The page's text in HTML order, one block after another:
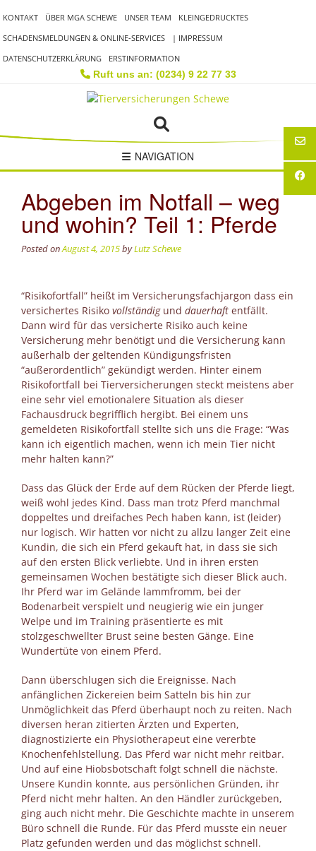
to
content
KONTAKT ÜBER MGA SCHEWE UNSER TEAM
KLEINGEDRUCKTES
SCHADENSMELDUNGEN & ONLINE-SERVICES
| IMPRESSUM
DATENSCHUTZERKLÄRUNG
ERSTINFORMATION
Ruft uns an: (0234) 9 22 77 33
NAVIGATION
Abgeben im Notfall – weg
und wohin? Teil 1: Pferde
Posted onAugust 4, 2015byLutz Schewe
“Risikofortfall” heißt im Versicherungsfachjargon dass ein
versichertes Risiko vollständigund dauerhaft entfällt.
Dann wird für das versicherte Risiko auch keine
Versicherung mehr benötigt und die Versicherung kann
außerhalb der geltenden Kündigungsfristen
“außerordentlich” gekündigt werden. Hinter einem
Risikofortfall bei Tierversicherungen steckt meistens aber
eine sehr viel emotionalere Situation als dieser
Fachausdruck begrifflich hergibt. Bei einem uns
gemeldeten Risikofortfall stellte sich uns die Frage: “Was
kann ich eigentlich machen, wenn ich mein Tier nicht
mehr halten kann?”
Dass das Glück der Erde auf dem Rücken der Pferde liegt,
weiß wohl jedes Kind. Dass man trotz Pferd manchmal
doppeltes und dreifaches Pech haben kann, ist (leider)
nur logisch. Wir hatten vor nicht zu allzu langer Zeit eine
Kundin, die sich ein Pferd gekauft hat, in dass sie sich
auf den ersten Blick verliebte. Und in ihren ersten
gemeinsamen Wochen bestätigte sich dieser Blick auch.
Ihr Pferd war im Gelände lammfromm, bei der
Bodenarbeit verspielt und neugierig wie ein junger
Welpe und im Training präsentierte es mit
stolzgeschwellter Brust seine besten Gänge. Eine
Wundertüte von einem Pferd.
Dann überschlugen sich die Ereignisse. Nach
anfänglichen Zickereien beim Satteln bis hin zur
Unmöglichkeit das Pferd überhaupt noch zu reiten. Nach
diversen heran zitierten Ärzten und Experten,
diagnostizierte ein Physiotherapeut eine vererbte
Knochenfehlstellung. Das Pferd war nicht mehr reitbar.
Und auf eine Hiobsbotschaft folgt schnell die nächste.
Unsere Kundin konnte, aus persönlichen Gründen, ihr
Pferd nicht mehr halten. An den Händler zurückgeben,
ging auch nicht mehr. Die Geschichte machte in unserem
Büro schnell die Runde. Für das Pferd musste ein neuer
Platz gefunden werden und das möglichst schnell.